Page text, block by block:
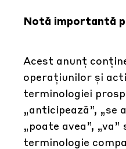
Notă importantă
Acest anunț
operațiunilor și
terminologiei
„anticipează”, „se
„poate avea”,
terminologie